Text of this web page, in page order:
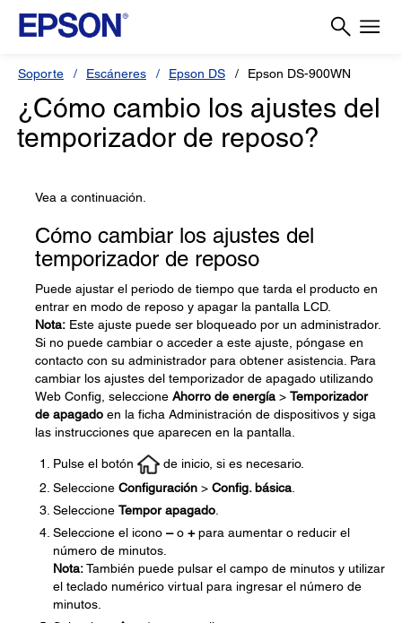
Soporte Escáneres Epson DS Epson DS-900WN
¿Cómo cambio los ajustes del
temporizador de reposo?
Vea a continuación.
Cómo cambiar los ajustes del
temporizador de reposo
Puede ajustar el periodo de tiempo que tarda el producto en
entrar en modo de reposo y apagar la pantalla LCD.
Nota: Este ajuste puede ser bloqueado por un administrador.
Si no puede cambiar o acceder a este ajuste, póngase en
contacto con su administrador para obtener asistencia. Para
cambiar los ajustes del temporizador de apagado utilizando
Web Config, seleccione Ahorro de energía > Temporizador
de apagado en la ficha Administración de dispositivos y siga
las instrucciones que aparecen en la pantalla.
Pulse el botón
de inicio, si es necesario.
Seleccione Configuración > Config. básica.
Seleccione Tempor apagado.
Seleccione el icono –o +para aumentar o reducir el
número de minutos.
Nota:También puede pulsar el campo de minutos y utilizar
el teclado numérico virtual para ingresar el número de
minutos.